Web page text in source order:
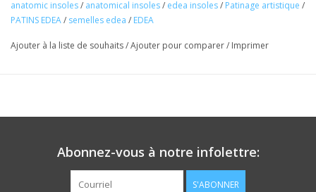
In pairs (one Left and one Right)
anatomic insoles/ anatomical insoles/ edea insoles/ Patinage artistique /
PATINS EDEA/ semelles edea / EDEA
Ajouter à la liste de souhaits/Ajouter pour comparer/ Imprimer
Abonnez-vous à notre infolettre:
S'ABONNER